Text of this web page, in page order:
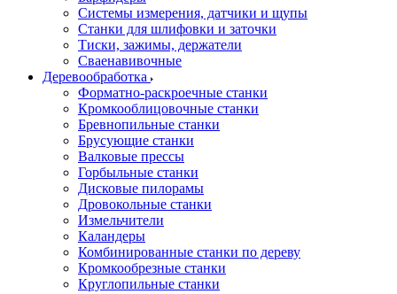
Системы измерения, датчики и щупы
Станки для шлифовки и заточки
Тиски, зажимы, держатели
Cваенавивочные
Деревообработка
Форматно-раскроечные станки
Кромкооблицовочные станки
Бревнопильные станки
Брусующие станки
Валковые прессы
Горбыльные станки
Дисковые пилорамы
Дровокольные станки
Измельчители
Каландеры
Комбинированные станки по дереву
Кромкообрезные станки
Круглопильные станки